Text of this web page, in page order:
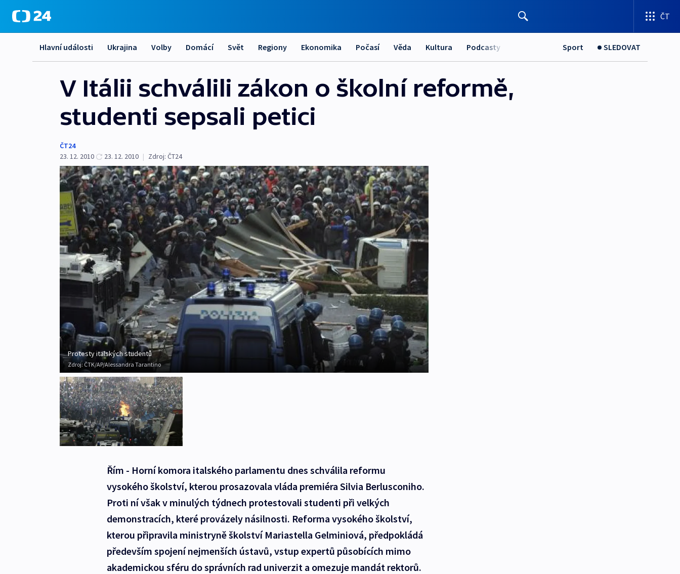
ČT
Hlavní události Ukrajina Volby Domácí Svět Regiony Ekonomika Počasí Věda Kultura Podcasty Sport SLEDOVAT
V Itálii schválili zákon o školní reformě,
studenti sepsali petici
ČT24
23. 12. 2010
23. 12. 2010 | Zdroj: ČT24
Protesty italských studentů
Zdroj: ČTK/AP/Alessandra Tarantino
Řím - Horní komora italského parlamentu dnes schválila reformu
vysokého školství, kterou prosazovala vláda premiéra Silvia Berlusconiho.
Proti ní však v minulých týdnech protestovali studenti při velkých
demonstracích, které provázely násilnosti. Reforma vysokého školství,
kterou připravila ministryně školství Mariastella Gelminiová, předpokládá
především spojení nejmenších ústavů, vstup expertů působících mimo
akademickou sféru do správních rad univerzit a omezuje mandát rektorů.